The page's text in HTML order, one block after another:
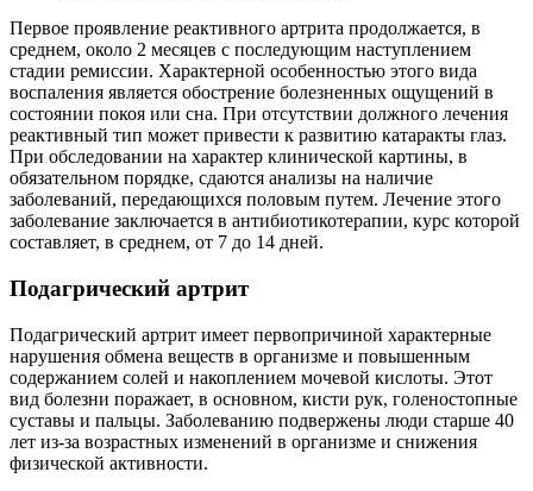
Первое проявление реактивного артрита продолжается, в
среднем, около 2 месяцев с последующим наступлением
стадии ремиссии. Характерной особенностью этого вида
воспаления является обострение болезненных ощущений в
состоянии покоя или сна. При отсутствии должного лечения
реактивный тип может привести к развитию катаракты глаз.
При обследовании на характер клинической картины, в
обязательном порядке, сдаются анализы на наличие
заболеваний, передающихся половым путем. Лечение этого
заболевание заключается в антибиотикотерапии, курс которой
составляет, в среднем, от 7 до 14 дней.
Подагрический артрит
Подагрический артрит имеет первопричиной характерные
нарушения обмена веществ в организме и повышенным
содержанием солей и накоплением мочевой кислоты. Этот
вид болезни поражает, в основном, кисти рук, голеностопные
суставы и пальцы. Заболеванию подвержены люди старше 40
лет из-за возрастных изменений в организме и снижения
физической активности.